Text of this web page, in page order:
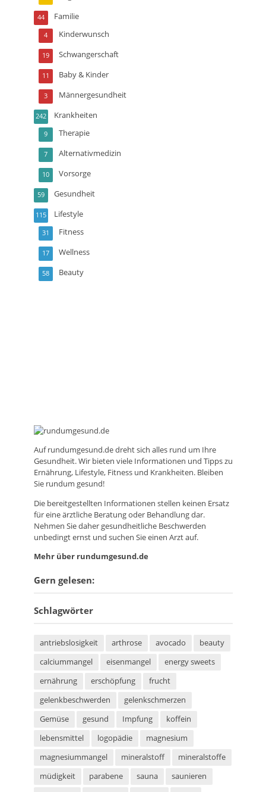
Familie
44
Kinderwunsch
4
Schwangerschaft
19
Baby & Kinder
11
Männergesundheit
3
Krankheiten
242
Therapie
9
Alternativmedizin
7
Vorsorge
10
Gesundheit
59
Lifestyle
115
Fitness
31
Wellness
17
Beauty
58
Aufrundumgesund.dedreht sich alles rund um Ihre
Gesundheit. Wir bieten viele Informationen und Tipps zu
Ernährung, Lifestyle, Fitness und Krankheiten. Bleiben
Sie rundum gesund!
Die bereitgestellten Informationen stellen keinen Ersatz
für eine ärztliche Beratung oder Behandlung dar.
Nehmen Sie daher gesundheitliche Beschwerden
unbedingt ernst und suchen Sie einen Arzt auf.
Mehr über rundumgesund.de
Gern gelesen:
Schlagwörter
antriebslosigkeit arthrose avocado
beauty
calciummangel
eisenmangel
energy sweets
ernährung
erschöpfung
frucht
gelenkbeschwerden
gelenkschmerzen
Gemüse
gesund Impfung
koffein
lebensmittel
logopädie
magnesium
magnesiummangel
mineralstoff
mineralstoffe
müdigkeit
parabene sauna
saunieren